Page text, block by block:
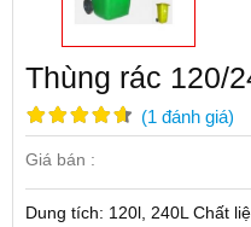
Thùng rác 120/
(1 đánh giá)
Giá bán :
Dung tích: 120l, 240L Chất